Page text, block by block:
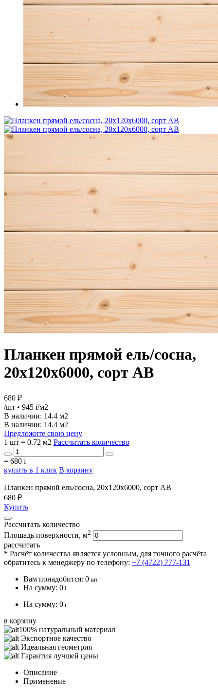
Планкен прямой ель/сосна,
20х120х6000, сорт АВ
680 ₽
/шт • 945 i/м2
В наличии: 14.4 м2
В наличии: 14.4 м2
Предложите свою цену
1 шт = 0.72 м2 Рассчитать количество
= 680 i
купить в 1 клик В корзину
Планкен прямой ель/сосна, 20х120х6000, сорт АВ
680 ₽
Купить
Рассчитать количество
Площадь поверхности, м2
рассчитать
* Расчёт количества является условным, для точного расчёта
обратитесь к менеджеру по телефону: +7 (4722) 777-131
Вам понадобится: 0 шт
На сумму: 0 i
На сумму: 0 i
в корзину
100% натуральный материал
Экспортное качество
Идеальная геометрия
Гарантия лучшей цены
Описание
Применение